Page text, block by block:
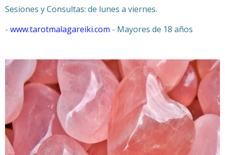
Sesiones y Consultas: de lunes a viernes.
- www.tarotmalagareiki.com - Mayores de 18 años